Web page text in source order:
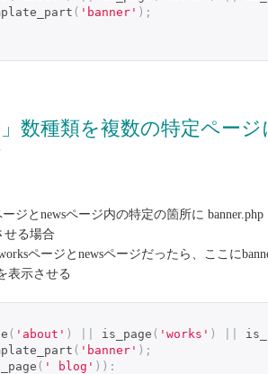
( 'banner' );
」数種類を複数の特定ペー
ジとnewsページ内の特定の箇所に
せる場合
ページとnewsページだったら、ここに
表示させる
( 'about' ) is_page ( 'works' )
( 'banner' );
( ' blog' )):